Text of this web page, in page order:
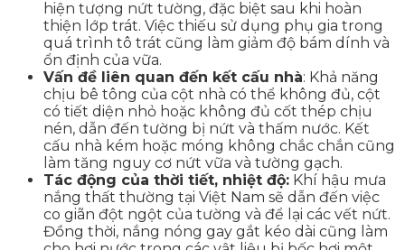
hiện tượng nứt tường, đặc biệt sau khi hoàn
thiện lớp trát. Việc thiếu sử dụng phụ gia trong
quá trình tô trát cũng làm giảm độ bám dính và
ổn định của vữa.
Vấn đề liên quan đến kết cấu nhà: Khả năng
chịu bê tông của cột nhà có thể không đủ, cột
có tiết diện nhỏ hoặc không đủ cốt thép chịu
nén, dẫn đến tường bị nứt và thấm nước. Kết
cấu nhà kém hoặc móng không chắc chắn cũng
làm tăng nguy cơ nứt vữa và tường gạch.
Tác động của thời tiết, nhiệt độ: Khí hậu mưa
nắng thất thường tại Việt Nam sẽ dẫn đến việc
co giãn đột ngột của tường và để lại các vết nứt.
Đồng thời, nắng nóng gay gắt kéo dài cũng làm